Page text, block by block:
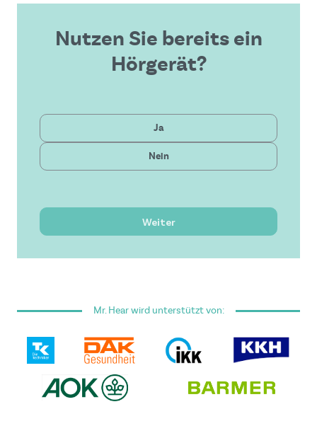
Nutzen Sie bereits ein
Hörgerät?
Ja
Nein
Weiter
Privat
Gesetzlich
Hervorragender Service
Dieses Formular ist durch reCAPTCHA geschützt - es
gelten die Google Datenschutzrichtlinie
Nutzungsbedingungen
Mr. Hear wird unterstützt von: